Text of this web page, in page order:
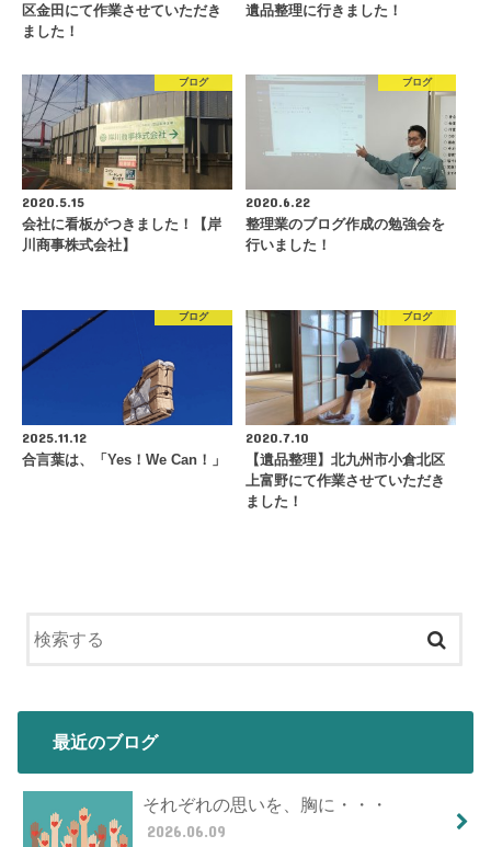
区金田にて作業させていただき
ました！
遺品整理に行きました！
ブログ
2020.5.15
会社に看板がつきました！【岸
川商事株式会社】
ブログ
2020.6.22
整理業のブログ作成の勉強会を
行いました！
ブログ
2025.11.12
合言葉は、「Yes！We Can！」
ブログ
2020.7.10
【遺品整理】北九州市小倉北区
上富野にて作業させていただき
ました！
最近のブログ
それぞれの思いを、胸に・・・
2026.06.09